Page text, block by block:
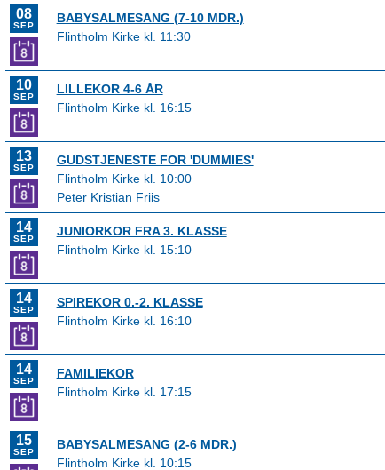
08
SEP
BABYSALMESANG (7-10 MDR.)
Flintholm Kirke kl. 11:30
10
SEP
LILLEKOR 4-6 ÅR
Flintholm Kirke kl. 16:15
13
SEP
GUDSTJENESTE FOR 'DUMMIES'
Flintholm Kirke kl. 10:00
Peter Kristian Friis
14
SEP
JUNIORKOR FRA 3. KLASSE
Flintholm Kirke kl. 15:10
14
SEP
SPIREKOR 0.-2. KLASSE
Flintholm Kirke kl. 16:10
14
SEP
FAMILIEKOR
Flintholm Kirke kl. 17:15
15
SEP
BABYSALMESANG (2-6 MDR.)
Flintholm Kirke kl. 10:15